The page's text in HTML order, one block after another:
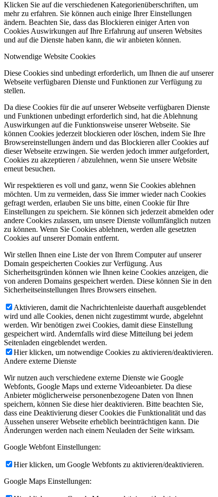
Klicken Sie auf die verschiedenen Kategorienüberschriften, um
mehr zu erfahren. Sie können auch einige Ihrer Einstellungen
ändern. Beachten Sie, dass das Blockieren einiger Arten von
Cookies Auswirkungen auf Ihre Erfahrung auf unseren Websites
und auf die Dienste haben kann, die wir anbieten können.
Notwendige Website Cookies
Diese Cookies sind unbedingt erforderlich, um Ihnen die auf unserer
Webseite verfügbaren Dienste und Funktionen zur Verfügung zu
stellen.
Da diese Cookies für die auf unserer Webseite verfügbaren Dienste
und Funktionen unbedingt erforderlich sind, hat die Ablehnung
Auswirkungen auf die Funktionsweise unserer Webseite. Sie
können Cookies jederzeit blockieren oder löschen, indem Sie Ihre
Browsereinstellungen ändern und das Blockieren aller Cookies auf
dieser Webseite erzwingen. Sie werden jedoch immer aufgefordert,
Cookies zu akzeptieren / abzulehnen, wenn Sie unsere Website
erneut besuchen.
Wir respektieren es voll und ganz, wenn Sie Cookies ablehnen
möchten. Um zu vermeiden, dass Sie immer wieder nach Cookies
gefragt werden, erlauben Sie uns bitte, einen Cookie für Ihre
Einstellungen zu speichern. Sie können sich jederzeit abmelden oder
andere Cookies zulassen, um unsere Dienste vollumfänglich nutzen
zu können. Wenn Sie Cookies ablehnen, werden alle gesetzten
Cookies auf unserer Domain entfernt.
Wir stellen Ihnen eine Liste der von Ihrem Computer auf unserer
Domain gespeicherten Cookies zur Verfügung. Aus
Sicherheitsgründen können wie Ihnen keine Cookies anzeigen, die
von anderen Domains gespeichert werden. Diese können Sie in den
Sicherheitseinstellungen Ihres Browsers einsehen.
Aktivieren, damit die Nachrichtenleiste dauerhaft ausgeblendet
wird und alle Cookies, denen nicht zugestimmt wurde, abgelehnt
werden. Wir benötigen zwei Cookies, damit diese Einstellung
gespeichert wird. Andernfalls wird diese Mitteilung bei jedem
Seitenladen eingeblendet werden.
Hier klicken, um notwendige Cookies zu aktivieren/deaktivieren.
Andere externe Dienste
Wir nutzen auch verschiedene externe Dienste wie Google
Webfonts, Google Maps und externe Videoanbieter. Da diese
Anbieter möglicherweise personenbezogene Daten von Ihnen
speichern, können Sie diese hier deaktivieren. Bitte beachten Sie,
dass eine Deaktivierung dieser Cookies die Funktionalität und das
Aussehen unserer Webseite erheblich beeinträchtigen kann. Die
Änderungen werden nach einem Neuladen der Seite wirksam.
Google Webfont Einstellungen:
Hier klicken, um Google Webfonts zu aktivieren/deaktivieren.
Google Maps Einstellungen: